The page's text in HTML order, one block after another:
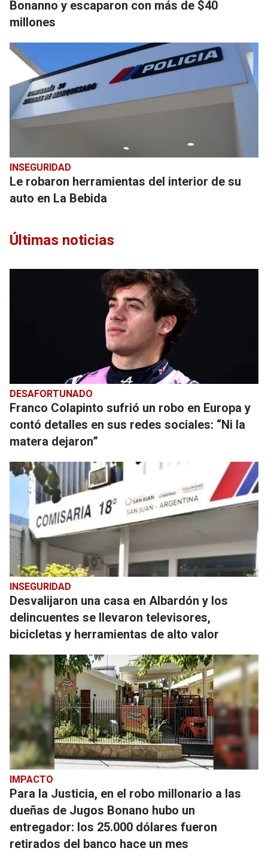
Bonanno y escaparon con más de $40
millones
INSEGURIDAD
Le robaron herramientas del interior de su
auto en La Bebida
Últimas noticias
DESAFORTUNADO
Franco Colapinto sufrió un robo en Europa y
contó detalles en sus redes sociales: “Ni la
matera dejaron”
INSEGURIDAD
Desvalijaron una casa en Albardón y los
delincuentes se llevaron televisores,
bicicletas y herramientas de alto valor
IMPACTO
Para la Justicia, en el robo millonario a las
dueñas de Jugos Bonano hubo un
entregador: los 25.000 dólares fueron
retirados del banco hace un mes